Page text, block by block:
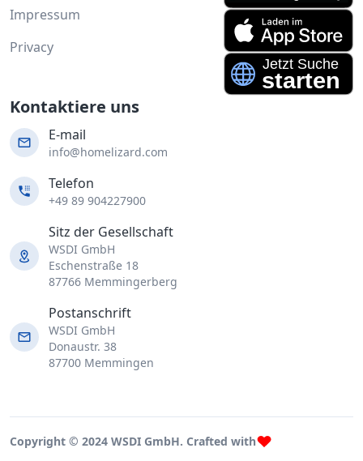
Impressum
Privacy
Kontaktiere uns
E-mail
info@homelizard.com
Telefon
+49 89 904227900
Sitz der Gesellschaft
WSDI GmbH
Eschenstraße 18
87766 Memmingerberg
Postanschrift
WSDI GmbH
Donaustr. 38
87700 Memmingen
Copyright © 2024 WSDI GmbH. Crafted with